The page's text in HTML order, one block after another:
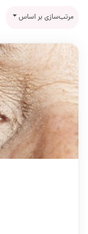
مرتب‌سازی بر اساس